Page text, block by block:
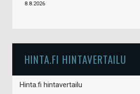
8.8.2026
HINTA.FI HINTAVERTAILU
Hinta.fi hintavertailu